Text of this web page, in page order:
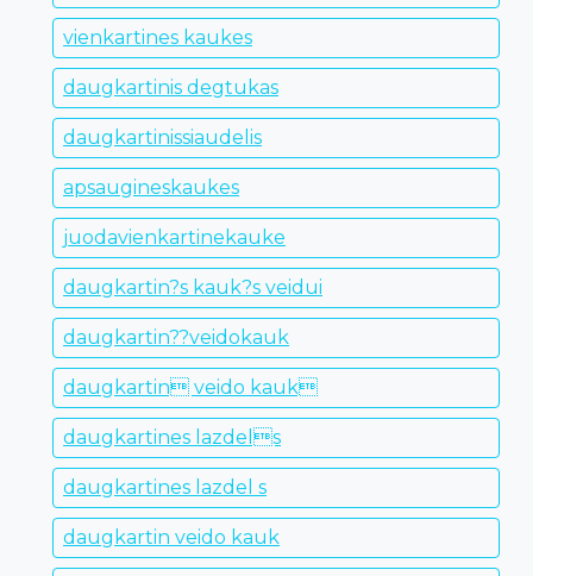
vienkartines kaukes
daugkartinis degtukas
daugkartinissiaudelis
apsaugineskaukes
juodavienkartinekauke
daugkartin?s kauk?s veidui
daugkartin??veidokauk
daugkartin veido kauk
daugkartines lazdels
daugkartines lazdel s
daugkartin veido kauk